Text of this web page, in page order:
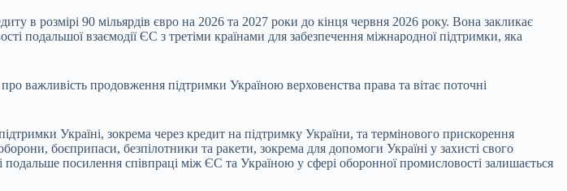
в розмірі 90 мільярдів євро на 2026 та 2027 роки до кінця червня 2026 року. Вона закликає
взаємодії ЄС з третіми країнами для забезпечення міжнародної підтримки, яка
важливість продовження підтримки Україною верховенства права та вітає поточні
Україні, зокрема через кредит на підтримку України, та термінового прискорення
боєприпаси, безпілотники та ракети, зокрема для допомоги Україні у захисті свого
посилення співпраці між ЄС та Україною у сфері оборонної промисловості залишається